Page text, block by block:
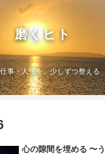
磨くヒト
事・人生を、少しずつ整える
心の隙間を埋める 〜